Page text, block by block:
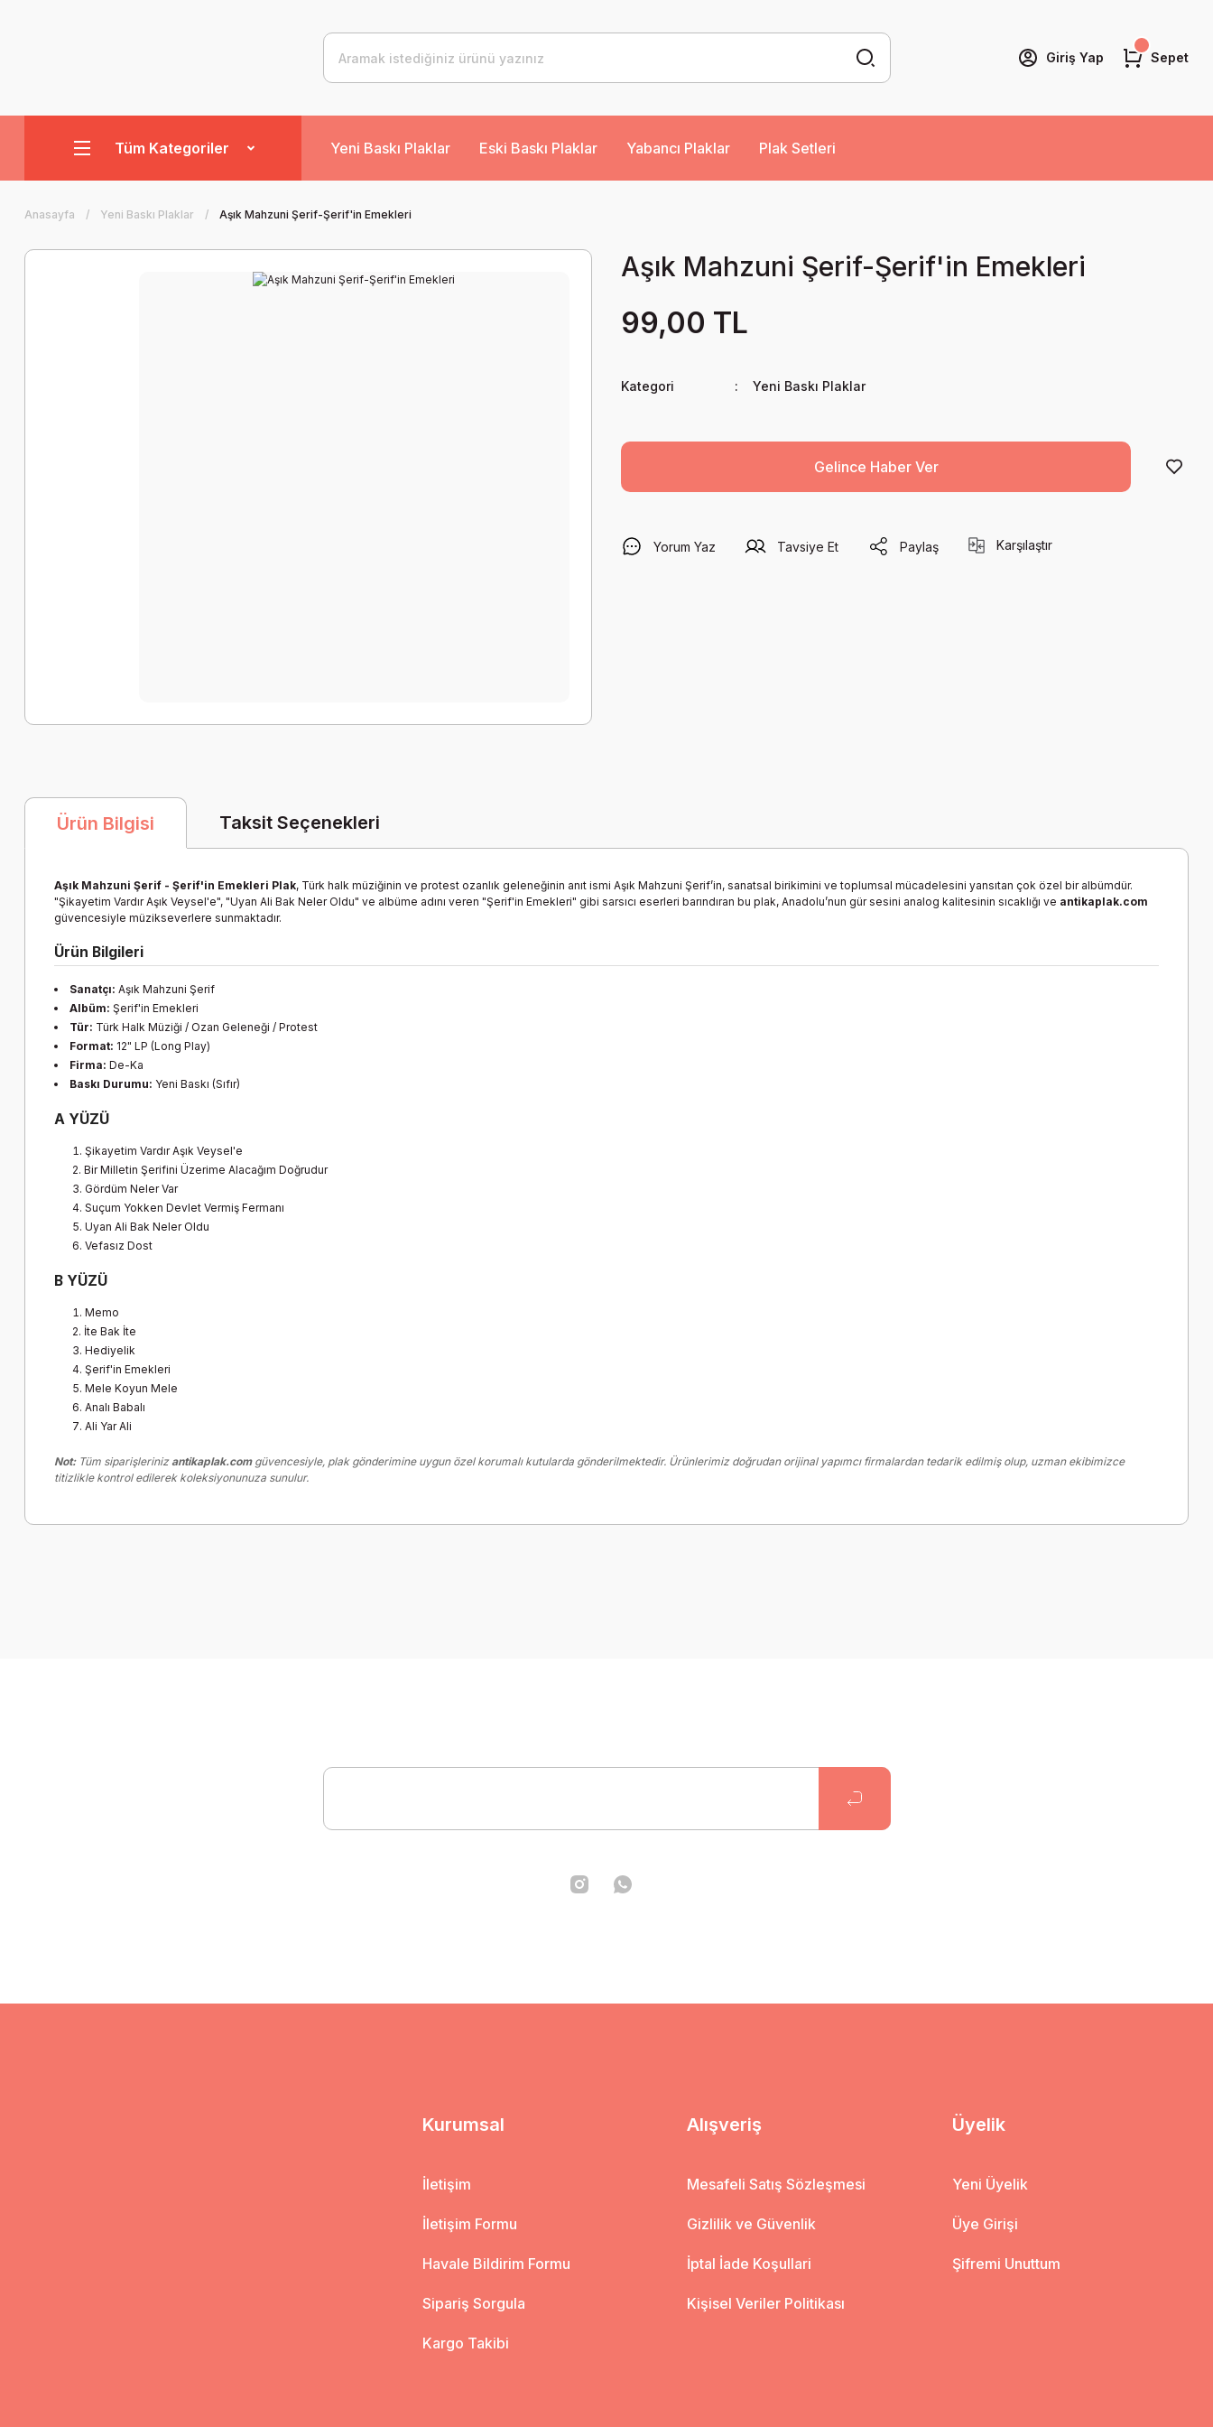
Giriş Yap Sepet
Tüm Kategoriler Yeni Baskı Plaklar Eski Baskı Plaklar Yabancı Plaklar Plak Setleri
Anasayfa Yeni Baskı Plaklar Aşık Mahzuni Şerif-Şerif'in Emekleri
Aşık Mahzuni Şerif-Şerif'in Emekleri
99,00 TL
Kategori Yeni Baskı Plaklar
Gelince Haber Ver
Yorum Yaz Tavsiye Et Paylaş Karşılaştır
Ürün Bilgisi Taksit Seçenekleri
Aşık Mahzuni Şerif - Şerif'in Emekleri Plak, Türk halk müziğinin ve protest ozanlık geleneğinin anıt ismi Aşık Mahzuni Şerif’in, sanatsal birikimini ve toplumsal mücadelesini yansıtan çok özel bir albümdür.
"Şikayetim Vardır Aşık Veysel'e", "Uyan Ali Bak Neler Oldu" ve albüme adını veren "Şerif'in Emekleri" gibi sarsıcı eserleri barındıran bu plak, Anadolu’nun gür sesini analog kalitesinin sıcaklığı ve antikaplak.com
güvencesiyle müzikseverlere sunmaktadır.
Ürün Bilgileri
Sanatçı: Aşık Mahzuni Şerif
Albüm: Şerif'in Emekleri
Tür: Türk Halk Müziği / Ozan Geleneği / Protest
Format: 12" LP (Long Play)
Firma: De-Ka
Baskı Durumu: Yeni Baskı (Sıfır)
A YÜZÜ
Şikayetim Vardır Aşık Veysel'e
Bir Milletin Şerifini Üzerime Alacağım Doğrudur
Gördüm Neler Var
Suçum Yokken Devlet Vermiş Fermanı
Uyan Ali Bak Neler Oldu
Vefasız Dost
B YÜZÜ
Memo
İte Bak İte
Hediyelik
Şerif'in Emekleri
Mele Koyun Mele
Analı Babalı
Ali Yar Ali
Not:Tüm siparişlerinizantikaplak.comgüvencesiyle, plak gönderimine uygun özel korumalı kutularda gönderilmektedir. Ürünlerimiz doğrudan orijinal yapımcı firmalardan tedarik edilmiş olup, uzman ekibimizce
titizlikle kontrol edilerek koleksiyonunuza sunulur.
Kurumsal
İletişim
İletişim Formu
Havale Bildirim Formu
Sipariş Sorgula
Kargo Takibi
Alışveriş
Mesafeli Satış Sözleşmesi
Gizlilik ve Güvenlik
İptal İade Koşullari
Kişisel Veriler Politikası
Üyelik
Yeni Üyelik
Üye Girişi
Şifremi Unuttum